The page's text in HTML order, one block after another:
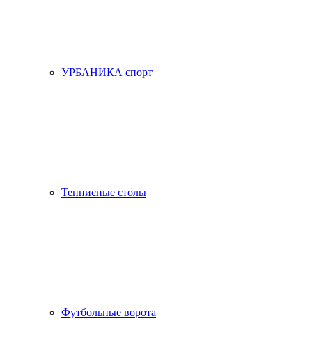
УРБАНИКА спорт
Теннисные столы
Футбольные ворота